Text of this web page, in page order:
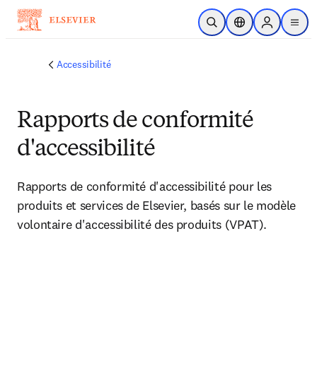
Passer au contenu principal
Ouvrir la recherche
Sélecteur de
Sign in to
menu
Accessibilité
Rapports de conformité
d'accessibilité
Rapports de conformité d'accessibilité pour les
produits et services de Elsevier, basés sur le modèle
volontaire d'accessibilité des produits (VPAT).